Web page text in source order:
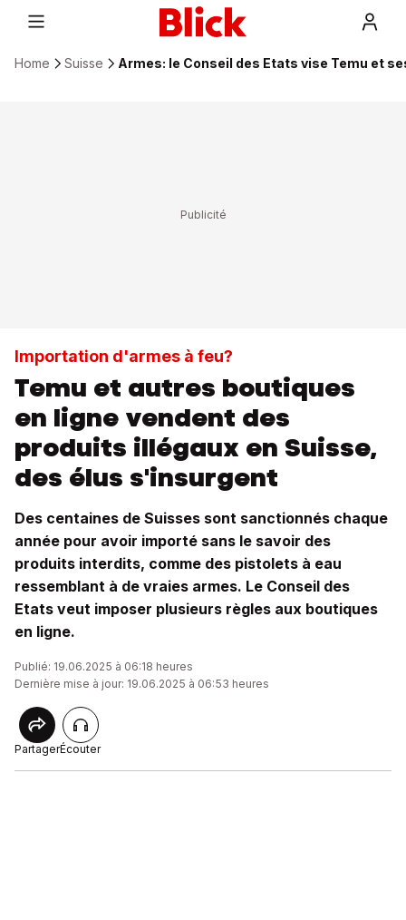
Home Suisse Armes: le Conseil des Etats vise Temu et
Importation d'armes à feu?
Temu et autres boutiques
en ligne vendent des
produits illégaux en Suisse,
des élus s'insurgent
Des centaines de Suisses sont sanctionnés chaque
année pour avoir importé sans le savoir des
produits interdits, comme des pistolets à eau
ressemblant à de vraies armes. Le Conseil des
Etats veut imposer plusieurs règles aux boutiques
en ligne.
Publié: 19.06.2025 à 06:18 heures
Dernière mise à jour: 19.06.2025 à 06:53 heures
PartagerÉcouter